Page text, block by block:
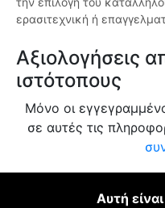
ερασιτεχνική ή
Αξιολογήσεις
ιστότοπους
Μόνο οι
σε αυτές τις
Αυτή